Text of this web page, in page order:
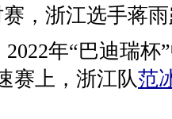
，浙江选手蒋
2022年“巴迪瑞
赛上，浙江队范